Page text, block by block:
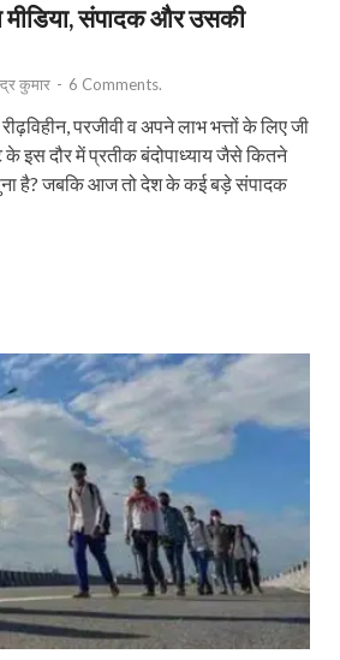
मीडिया, संपादक और उसकी
कुमार - 6 Comments.
परजीवी व अपने लाभ भत्तों के लिए जी
इस दौर में प्रतीक बंदोपाध्याय जैसे कितने
है? जबकि आज तो देश के कई बड़े संपादक